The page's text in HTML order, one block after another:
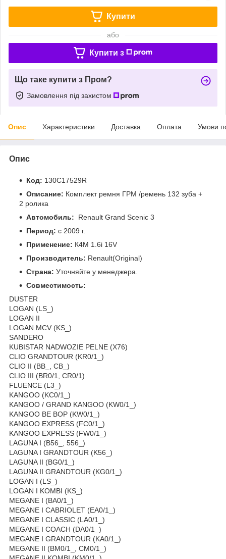
Купити
або
Купити з
Що таке купити з Пром?
Замовлення під захистом
Опис Характеристики Доставка Оплата Умови
Опис
Код: 130C17529R
Описание: Комплект ремня ГРМ /ремень 132 зуба +
2 ролика
Автомобиль: Renault Grand Scenic 3
Период: c 2009 г.
Применение: К4М 1.6і 16V
Производитель: Renault(Original)
Страна: Уточняйте у менеджера.
Совместимость:
DUSTER
LOGAN (LS_)
LOGAN II
LOGAN MCV (KS_)
SANDERO
KUBISTAR NADWOZIE PELNE (X76)
CLIO GRANDTOUR (KR0/1_)
CLIO II (BB_, CB_)
CLIO III (BR0/1, CR0/1)
FLUENCE (L3_)
KANGOO (KC0/1_)
KANGOO / GRAND KANGOO (KW0/1_)
KANGOO BE BOP (KW0/1_)
KANGOO EXPRESS (FC0/1_)
KANGOO EXPRESS (FW0/1_)
LAGUNA I (B56_, 556_)
LAGUNA I GRANDTOUR (K56_)
LAGUNA II (BG0/1_)
LAGUNA II GRANDTOUR (KG0/1_)
LOGAN I (LS_)
LOGAN I KOMBI (KS_)
MEGANE I (BA0/1_)
MEGANE I CABRIOLET (EA0/1_)
MEGANE I CLASSIC (LA0/1_)
MEGANE I COACH (DA0/1_)
MEGANE I GRANDTOUR (KA0/1_)
MEGANE II (BM0/1_, CM0/1_)